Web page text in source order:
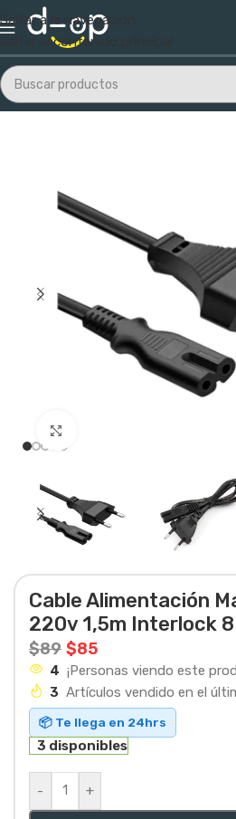
Saltar a la navegación
Saltar al contenido principal
Inicio/Electrónica/Cables
Cable Alimentación
220v 1,5m Interlock
$89 $85
4 ¡Personas viendo este
3 Artículos vendido en el
📦 Te llega en 24hrs
3 disponibles
- +